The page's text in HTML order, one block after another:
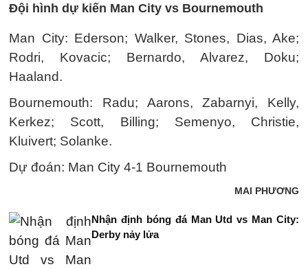
Đội hình dự kiến Man City vs Bournemouth
Man City: Ederson; Walker, Stones, Dias, Ake;
Rodri, Kovacic; Bernardo, Alvarez, Doku;
Haaland.
Bournemouth: Radu; Aarons, Zabarnyi, Kelly,
Kerkez; Scott, Billing; Semenyo, Christie,
Kluivert; Solanke.
Dự đoán: Man City 4-1 Bournemouth
MAI PHƯƠNG
Nhận định bóng đá Man Utd vs Man City:
Derby nảy lửa